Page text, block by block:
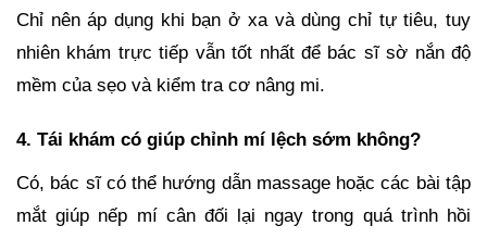
Chỉ nên áp dụng khi bạn ở xa và dùng chỉ tự tiêu, tuy
nhiên khám trực tiếp vẫn tốt nhất để bác sĩ sờ nắn độ
mềm của sẹo và kiểm tra cơ nâng mi.
4. Tái khám có giúp chỉnh mí lệch sớm không?
Có, bác sĩ có thể hướng dẫn massage hoặc các bài tập
mắt giúp nếp mí cân đối lại ngay trong quá trình hồi